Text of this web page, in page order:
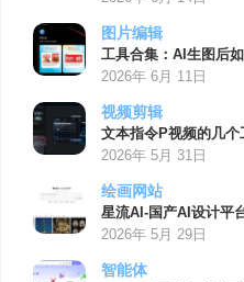
图片编辑
工具合集：AI生图后
2026年 6月 11日
视频剪辑
文本指令P视频的几个
2026年 5月 31日
绘画网站
星流AI-国产AI设计平
2026年 5月 29日
智能体